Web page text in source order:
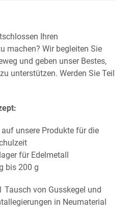
Ihren
machen? Wir begleiten Sie
und geben unser Bestes,
unterstützen. Werden Sie Teil
unsere Produkte für die
für Edelmetall
bis 200 g
Tausch von Gusskegel und
in Neumaterial